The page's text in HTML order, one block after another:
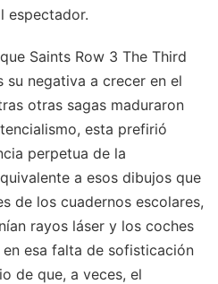
espectador.
Saints Row 3 The Third
su negativa a crecer en el
otras sagas maduraron
esta prefirió
perpetua de la
a esos dibujos que
de los cuadernos escolares,
rayos láser y los coches
esa falta de sofisticación
de que, a veces, el